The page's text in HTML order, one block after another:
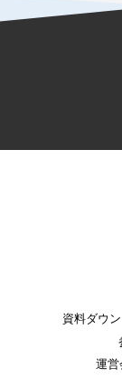
資料ダウ
運営